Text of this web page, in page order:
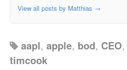
View all posts by Matthias →
aapl, apple, bod, CEO,
timcook